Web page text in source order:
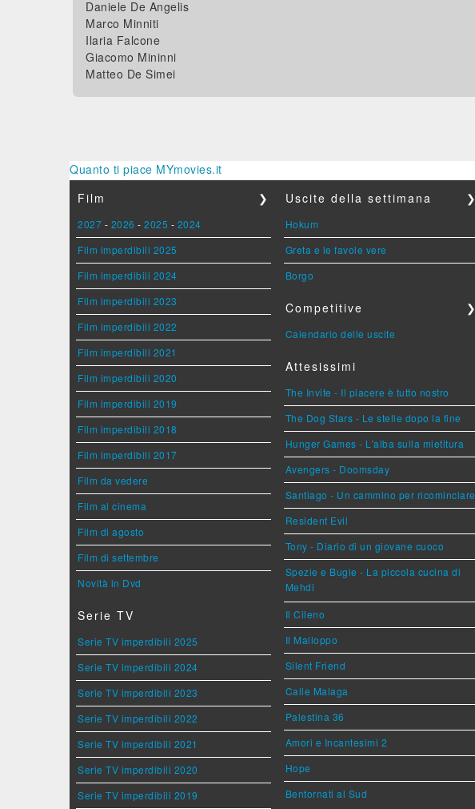
Daniele De Angelis
Marco Minniti
Ilaria Falcone
Giacomo Mininni
Matteo De Simei
Quanto ti piace MYmovies.it
Film
❯
2027 - 2026 - 2025 - 2024
Film imperdibili 2025
Film imperdibili 2024
Film imperdibili 2023
Film imperdibili 2022
Film imperdibili 2021
Film imperdibili 2020
Film imperdibili 2019
Film imperdibili 2018
Film imperdibili 2017
Film da vedere
Film al cinema
Film di agosto
Film di settembre
Novità in Dvd
Serie TV
Serie TV imperdibili 2025
Serie TV imperdibili 2024
Serie TV imperdibili 2023
Serie TV imperdibili 2022
Serie TV imperdibili 2021
Serie TV imperdibili 2020
Serie TV imperdibili 2019
Uscite della settimana ❯
Hokum
Greta e le favole vere
Borgo
Competitive ❯
Calendario delle uscite
Attesissimi
The Invite - Il piacere è tutto nostro
The Dog Stars - Le stelle dopo la fine
Hunger Games - L'alba sulla mietitura
Avengers - Doomsday
Santiago - Un cammino per ricominciare
Resident Evil
Tony - Diario di un giovane cuoco
Spezie e Bugie - La piccola cucina di
Mehdi
Il Cileno
Il Malloppo
Silent Friend
Calle Malaga
Palestina 36
Amori e Incantesimi 2
Hope
Bentornati al Sud